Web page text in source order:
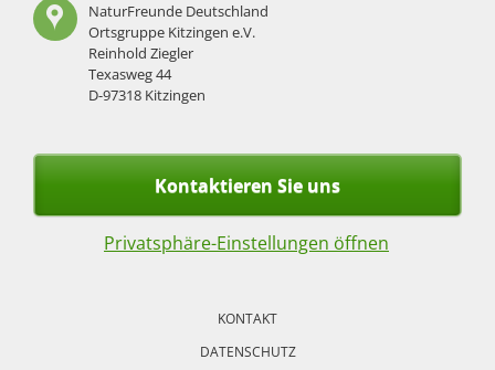
NaturFreunde Deutschland
Ortsgruppe Kitzingen e.V.
Reinhold Ziegler
Texasweg 44
D-97318 Kitzingen
Kontaktieren Sie uns
Privatsphäre-Einstellungen öffnen
KONTAKT
DATENSCHUTZ